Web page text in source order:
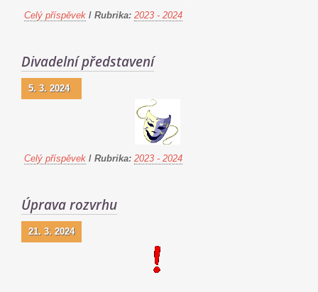
Celý příspěvek / Rubrika: 2023 - 2024
Divadelní představení
5. 3. 2024
Celý příspěvek / Rubrika: 2023 - 2024
Úprava rozvrhu
21. 3. 2024